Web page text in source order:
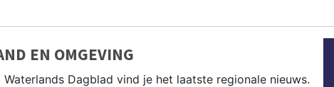
EN OMGEVING
Dagblad vind je het laatste regionale nieuws.